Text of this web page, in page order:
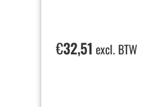
€32,51 excl. BTW